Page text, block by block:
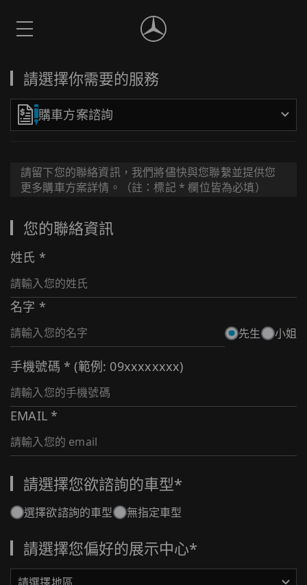
請選擇你需要的服務
購車方案諮詢
請留下您的聯絡資訊，我們將儘快與您聯繫並提供您
更多購車方案詳情。（註：標記 * 欄位皆為必填）
您的聯絡資訊
姓氏 *
名字 *
先生 小姐
手機號碼 * (範例: 09xxxxxxxx)
EMAIL *
請選擇您欲諮詢的車型*
選擇欲諮詢的車型 無指定車型
請選擇您偏好的展示中心*